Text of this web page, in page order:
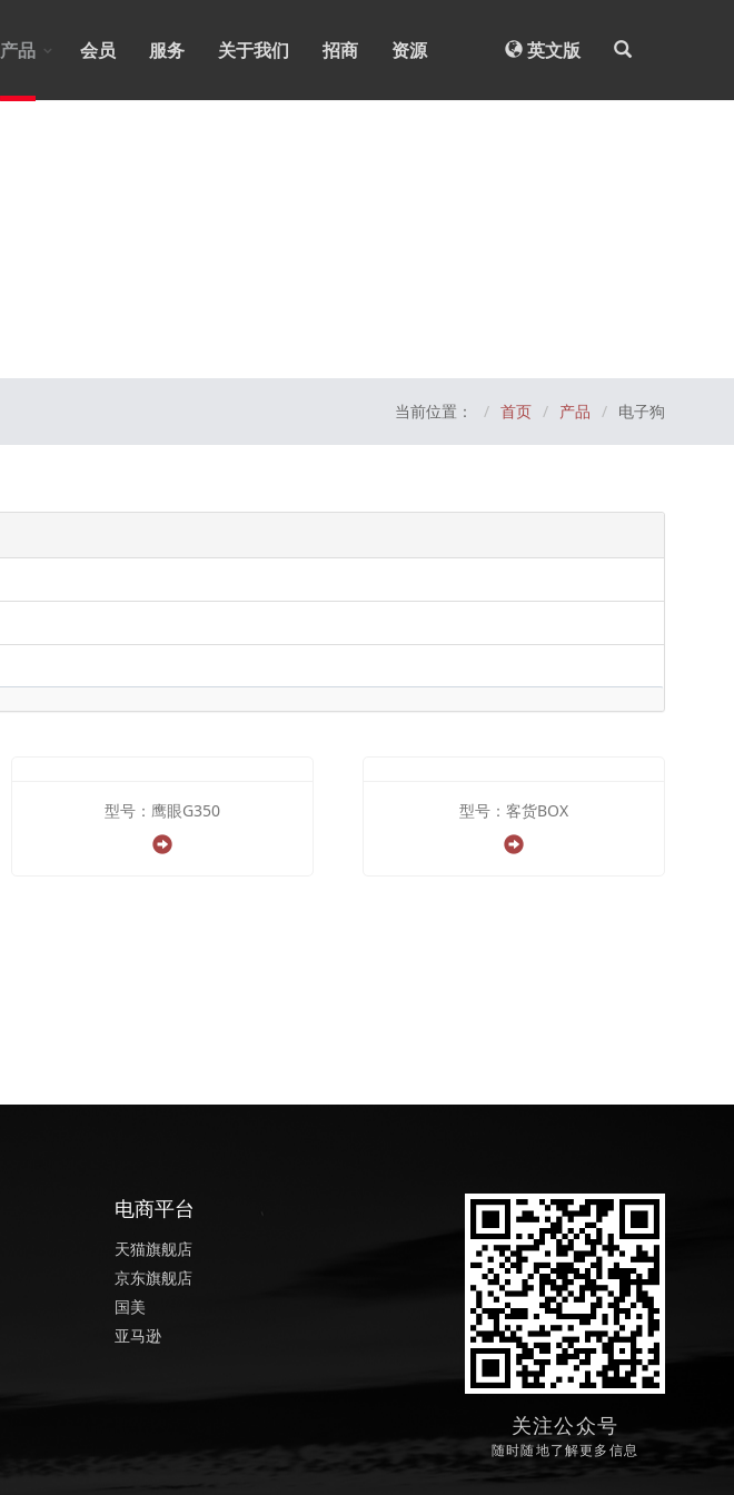
产品 会员 服务 关于我们 招商 资源 英文版
当前位置： 首页 产品 电子狗
型号：鹰眼G350 型号：客货BOX
电商平台
天猫旗舰店
京东旗舰店
国美
亚马逊
关注公众号
随时随地了解更多信息